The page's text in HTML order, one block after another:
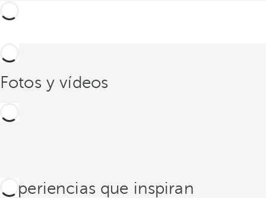
Fotos y vídeos
Experiencias que inspiran